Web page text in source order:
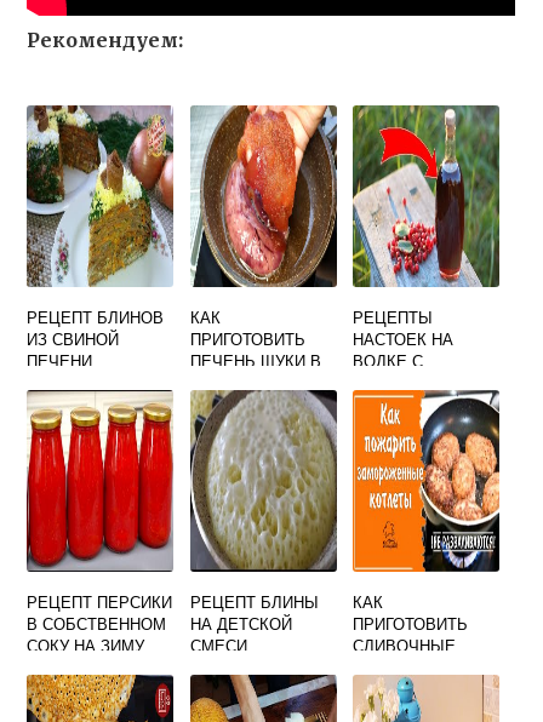
Рекомендуем:
РЕЦЕПТ БЛИНОВ
ИЗ СВИНОЙ
ПЕЧЕНИ
КАК
ПРИГОТОВИТЬ
ПЕЧЕНЬ ЩУКИ В
УСЛОВИЯХ
РЕЦЕПТЫ
НАСТОЕК НА
ВОДКЕ С
ДОМАШНИХ
УСЛОВИЯХ
РЕЦЕПТ ПЕРСИКИ
В СОБСТВЕННОМ
СОКУ НА ЗИМУ
СТЕРИЛИЗАЦИИ
РЕЦЕПТ БЛИНЫ
НА ДЕТСКОЙ
СМЕСИ
КАК
ПРИГОТОВИТЬ
СЛИВОЧНЫЕ
ТРОЕКУРОВО